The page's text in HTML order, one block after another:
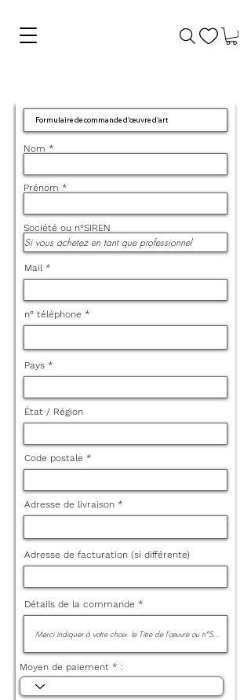
Nom
Prénom
Société ou n°SIREN
Mail
n° téléphone
Pays
État / Région
Code postale
Adresse de livraison
Adresse de facturation (si différente)
Détails de la commande
Moyen de paiement * :